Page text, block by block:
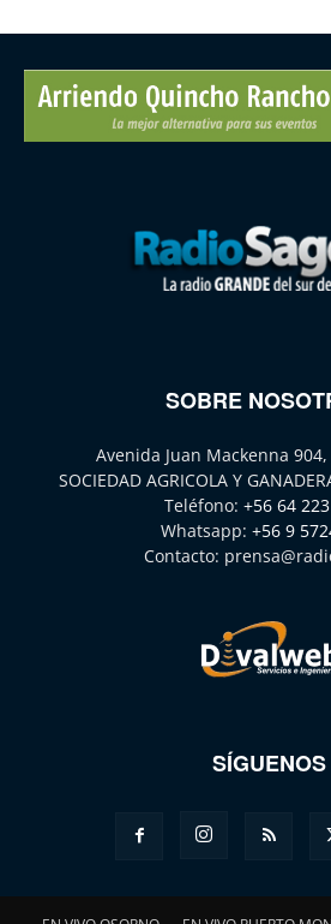
SOBRE
Avenida Juan Mackenna
SOCIEDAD AGRICOLA Y
Teléfono: +56 64
Whatsapp: +56 9
Contacto:
SÍGUENOS